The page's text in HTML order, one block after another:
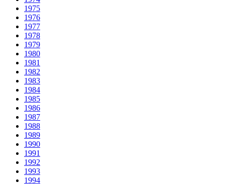
1975
1976
1977
1978
1979
1980
1981
1982
1983
1984
1985
1986
1987
1988
1989
1990
1991
1992
1993
1994